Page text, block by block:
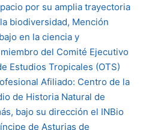
por su amplia trayectoria
biodiversidad, Mención
en la ciencia y
del Comité Ejecutivo
Estudios Tropicales (OTS)
Afiliado: Centro de la
de Historia Natural de
bajo su dirección el INBio
de Asturias de